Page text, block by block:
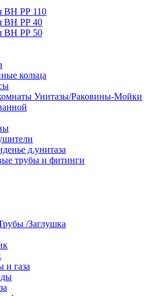
ВН РР 110
ВН РР 40
ВН РР 50
кольца
Унитазы/Раковины-Мойки
д.унитаза
трубы и фитинги
/Заглушка
и газа